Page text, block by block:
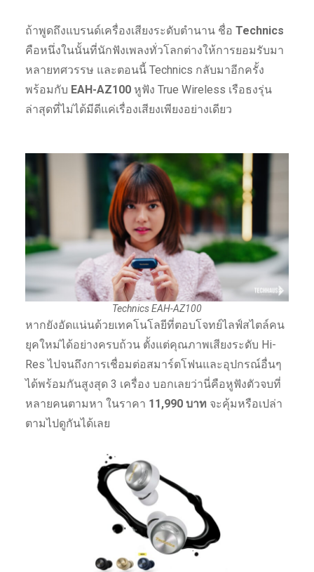
ถ้าพูดถึงแบรนด์เครื่องเสียงระดับตำนาน ชื่อ Technics
คือหนึ่งในนั้นที่นักฟังเพลงทั่วโลกต่างให้การยอมรับมา
หลายทศวรรษ และตอนนี้ Technics กลับมาอีกครั้ง
พร้อมกับ EAH-AZ100หูฟัง True Wireless เรือธงรุ่น
ล่าสุดที่ไม่ได้มีดีแค่เรื่องเสียงเพียงอย่างเดียว
Technics EAH-AZ100
หากยังอัดแน่นด้วยเทคโนโลยีที่ตอบโจทย์ไลฟ์สไตล์คน
ยุคใหม่ได้อย่างครบถ้วน ตั้งแต่คุณภาพเสียงระดับ Hi-
Res ไปจนถึงการเชื่อมต่อสมาร์ตโฟนและอุปกรณ์อื่นๆ
ได้พร้อมกันสูงสุด 3 เครื่อง บอกเลยว่านี่คือหูฟังตัวจบที่
หลายคนตามหา ในราคา 11,990 บาท จะคุ้มหรือเปล่า
ตามไปดูกันได้เลย